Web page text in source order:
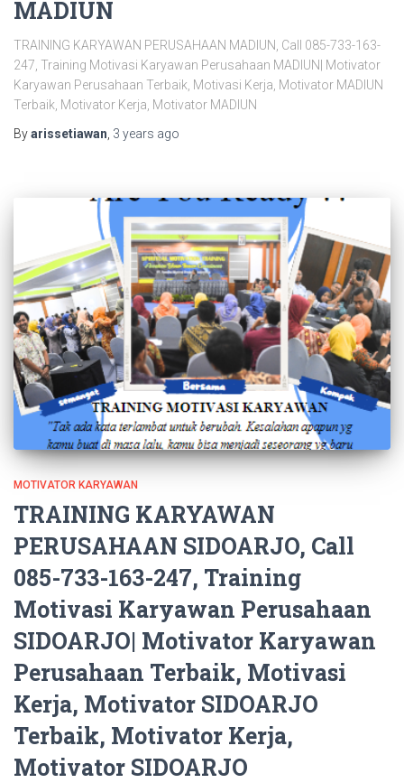
MADIUN
TRAINING KARYAWAN PERUSAHAAN MADIUN, Call 085-733-163-
247, Training Motivasi Karyawan Perusahaan MADIUN| Motivator
Karyawan Perusahaan Terbaik, Motivasi Kerja, Motivator MADIUN
Terbaik, Motivator Kerja, Motivator MADIUN
Byarissetiawan 3 years ago
MOTIVATOR KARYAWAN
TRAINING KARYAWAN
PERUSAHAAN SIDOARJO, Call
085-733-163-247, Training
Motivasi Karyawan Perusahaan
SIDOARJO| Motivator Karyawan
Perusahaan Terbaik, Motivasi
Kerja, Motivator SIDOARJO
Terbaik, Motivator Kerja,
Motivator SIDOARJO